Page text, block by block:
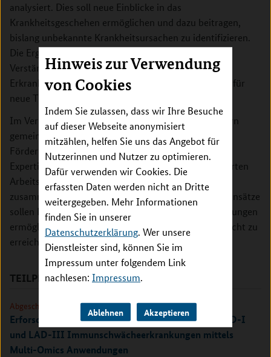
Hinweis zur Verwendung
von Cookies
Indem Sie zulassen, dass wir Ihre Besuche
auf dieser Webseite anonymisiert
mitzählen, helfen Sie uns das Angebot für
Nutzerinnen und Nutzer zu optimieren.
Dafür verwenden wir Cookies. Die
erfassten Daten werden nicht an Dritte
weitergegeben. Mehr Informationen
finden Sie in unserer
Datenschutzerklärung. Wer unsere
Dienstleister sind, können Sie im
Impressum unter folgendem Link
nachlesen: Impressum.
Ablehnen Akzeptieren
analysiert. Dies soll neue Einblicke in das
Krankheitsgeschehen ermöglichen und dazu beitragen,
bislang unbekannte Krankheitsursachen zu identifizieren.
Die Ergebnisse können einerseits zu einem besseren
Verständnis der molekularen Ursachen von LAD-
Erkrankungen führen und andererseits Ansatzstellen für
neue Therapien liefern.
Im Verbund forschen Arbeitsgruppen aus vier Ländern
gemeinsam an der Lösung dieser Fragen. Mit der
Fördermaßnahme wird das Ziel verfolgt, ergänzende
Expertisen und Ressourcen von einschlägig qualifizierten
Arbeitsgruppen aus den teilnehmenden Ländern
zusammenzuführen. Durch kooperative Forschungsansätze
sollen Fortschritte bei der Therapie Seltener Erkrankungen
ermöglicht werden, die allein auf nationaler Ebene nicht zu
erreichen wären.
TEILPROJEKTE
Abgeschlossen
Erforschung neuer Krankheitsmechanismen von LAD-I
und LAD-III Immunschwächeerkrankungen mittels
Multi-Omics Anwendungen